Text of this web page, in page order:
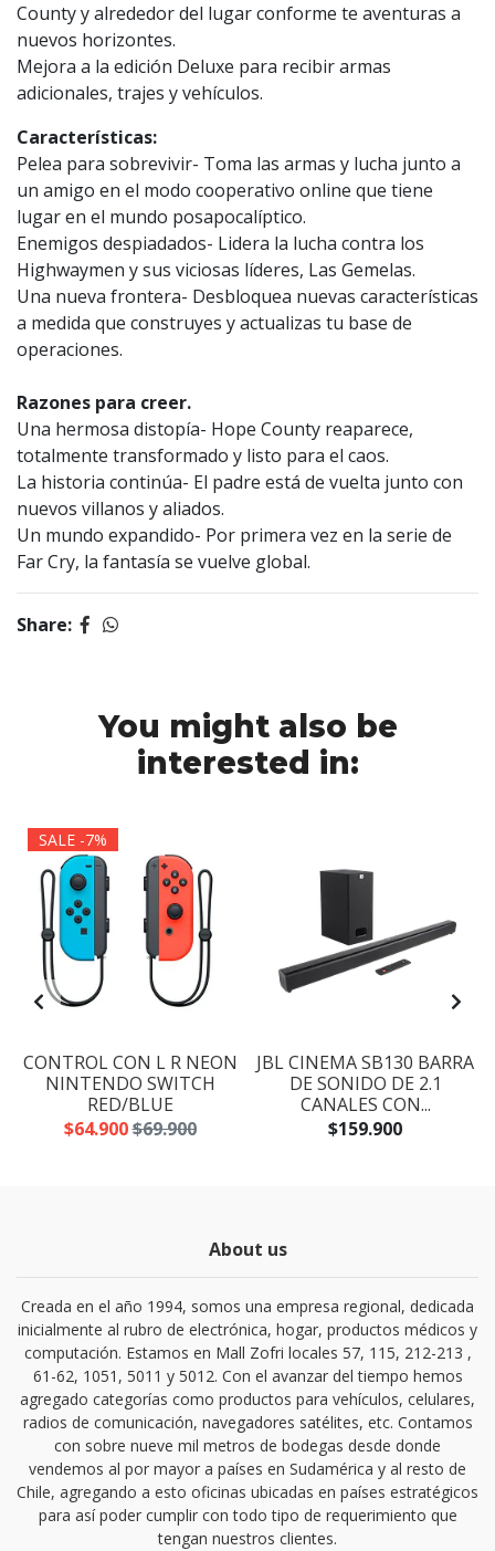
County y alrededor del lugar conforme te aventuras a
nuevos horizontes.
Mejora a la edición Deluxe para recibir armas
adicionales, trajes y vehículos.
Características:
Pelea para sobrevivir- Toma las armas y lucha junto a
un amigo en el modo cooperativo online que tiene
lugar en el mundo posapocalíptico.
Enemigos despiadados- Lidera la lucha contra los
Highwaymen y sus viciosas líderes, Las Gemelas.
Una nueva frontera- Desbloquea nuevas características
a medida que construyes y actualizas tu base de
operaciones.
Razones para creer.
Una hermosa distopía- Hope County reaparece,
totalmente transformado y listo para el caos.
La historia continúa- El padre está de vuelta junto con
nuevos villanos y aliados.
Un mundo expandido- Por primera vez en la serie de
Far Cry, la fantasía se vuelve global.
Share:
You might also be
interested in:
SALE -7%
CONTROL CON L R NEON
NINTENDO SWITCH
RED/BLUE
$64.900$69.900
JBL CINEMA SB130 BARRA
DE SONIDO DE 2.1
CANALES CON...
$159.900
About us
Creada en el año 1994, somos una empresa regional, dedicada
inicialmente al rubro de electrónica, hogar, productos médicos y
computación. Estamos en Mall Zofri locales 57, 115, 212-213 ,
61-62, 1051, 5011 y 5012. Con el avanzar del tiempo hemos
agregado categorías como productos para vehículos, celulares,
radios de comunicación, navegadores satélites, etc. Contamos
con sobre nueve mil metros de bodegas desde donde
vendemos al por mayor a países en Sudamérica y al resto de
Chile, agregando a esto oficinas ubicadas en países estratégicos
para así poder cumplir con todo tipo de requerimiento que
tengan nuestros clientes.